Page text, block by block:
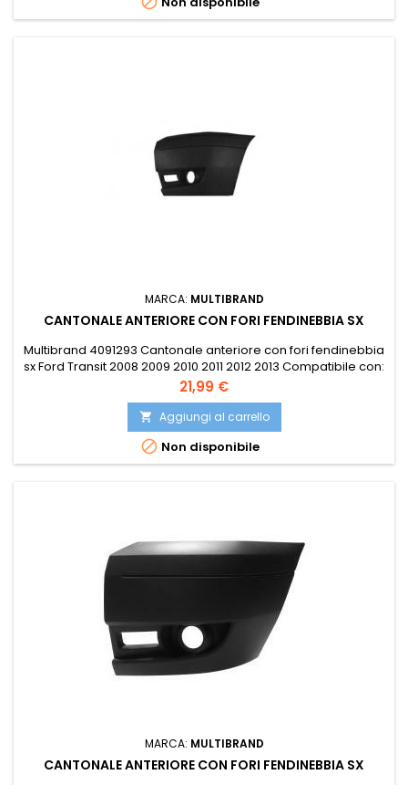
FD9101114 PRASCO FD9101154 VAN WEZEL 1898565
MARCA: MULTIBRAND
CANTONALE ANTERIORE CON FORI FENDINEBBIA SX
Multibrand 4091293 Cantonale anteriore con fori fendinebbia
sx Ford Transit 2008 2009 2010 2011 2012 2013 Compatibile con:
ISAM 1038017 OE 1745850 OE 1764952 POLIPLAST 100.19126
POLIPLAST 10019126 PRASCO FD9121114 VAN WEZEL 1986565
Prezzo
21,99 €
 Aggiungi al carrello
 Non disponibile
MARCA: MULTIBRAND
CANTONALE ANTERIORE CON FORI FENDINEBBIA SX